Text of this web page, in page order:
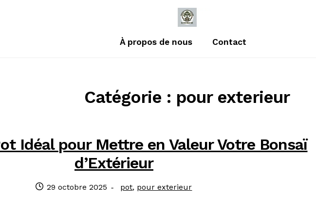
À propos de nous Contact
Catégorie : pour exterieur
Idéal pour Mettre en Valeur Votre Bonsaï
d’Extérieur
Publié
29 octobre 2025
Catégories
pot, pour exterieur